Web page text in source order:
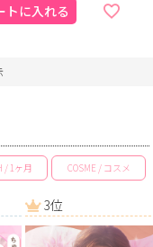
トに入れる
/ 1ヶ月 COSME / コスメ
3位